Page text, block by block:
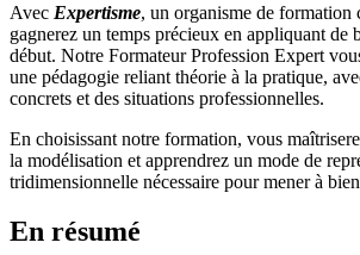
Avec Expertisme, un organisme de
gagnerez un temps précieux en appliquant de
début. Notre Formateur Profession Expert
une pédagogie reliant théorie à la pratique,
concrets et des situations professionnelles.
En choisissant notre formation, vous
la modélisation et apprendrez un mode de
tridimensionnelle nécessaire pour mener à
En résumé